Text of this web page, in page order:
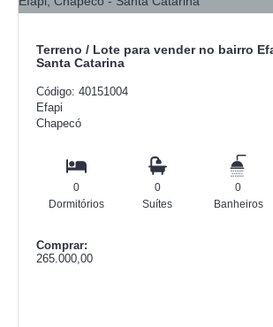
Terreno / Lote para vender no bairro
Santa Catarina
Código: 40151004
Efapi
Chapecó
0
Dormitórios
0
Suítes
0
Banheiros
Comprar:
265.000,00